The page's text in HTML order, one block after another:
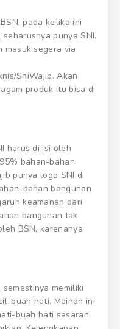
pada ketika ini
punya SNI.
segera via
SniWajib. Akan
produk itu bisa di
harus di isi oleh
bahan-bahan
punya logo SNI di
bahan bangunan
keamanan dari
bangunan tak
BSN, karenanya
memiliki
buah hati. Mainan ini
buah hati sasaran